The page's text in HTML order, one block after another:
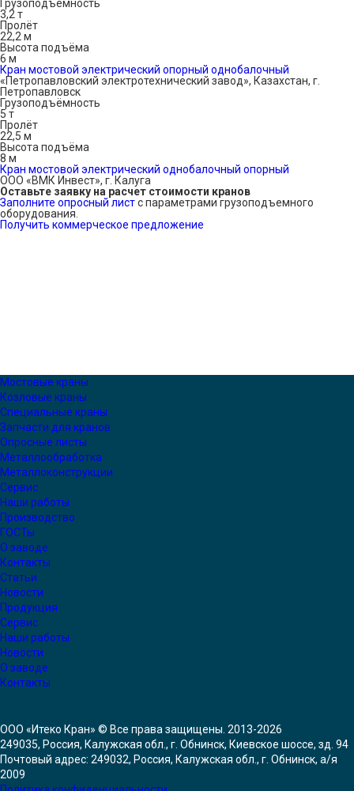
Грузоподъёмность
3,2 т
Пролёт
22,2 м
Высота подъёма
6 м
Кран мостовой электрический опорный однобалочный
«Петропавловский электротехнический завод», Казахстан, г.
Петропавловск
Грузоподъёмность
5 т
Пролёт
22,5 м
Высота подъёма
8 м
Кран мостовой электрический однобалочный опорный
ООО «ВМК Инвест», г. Калуга
Оставьте заявку на расчет стоимости кранов
Заполните опросный листс параметрами грузоподъемного
оборудования.
Получить коммерческое предложение
Мостовые краны
Козловые краны
Специальные краны
Запчасти для кранов
Опросные листы
Металлообработка
Металлоконструкции
Сервис
Наши работы
Производство
ГОСТы
О заводе
Контакты
Статьи
Новости
Продукция
Сервис
Наши работы
Новости
О заводе
Контакты
ООО «Итеко Кран» © Все права защищены. 2013-2026
249035, Россия, Калужская обл., г. Обнинск, Киевское шоссе, зд. 94
Почтовый адрес: 249032, Россия, Калужская обл., г. Обнинск, а/я
2009